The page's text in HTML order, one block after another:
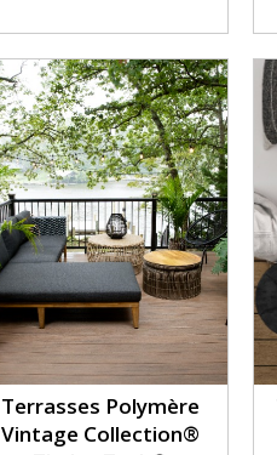
Terrasses Polymère
Vintage Collection®